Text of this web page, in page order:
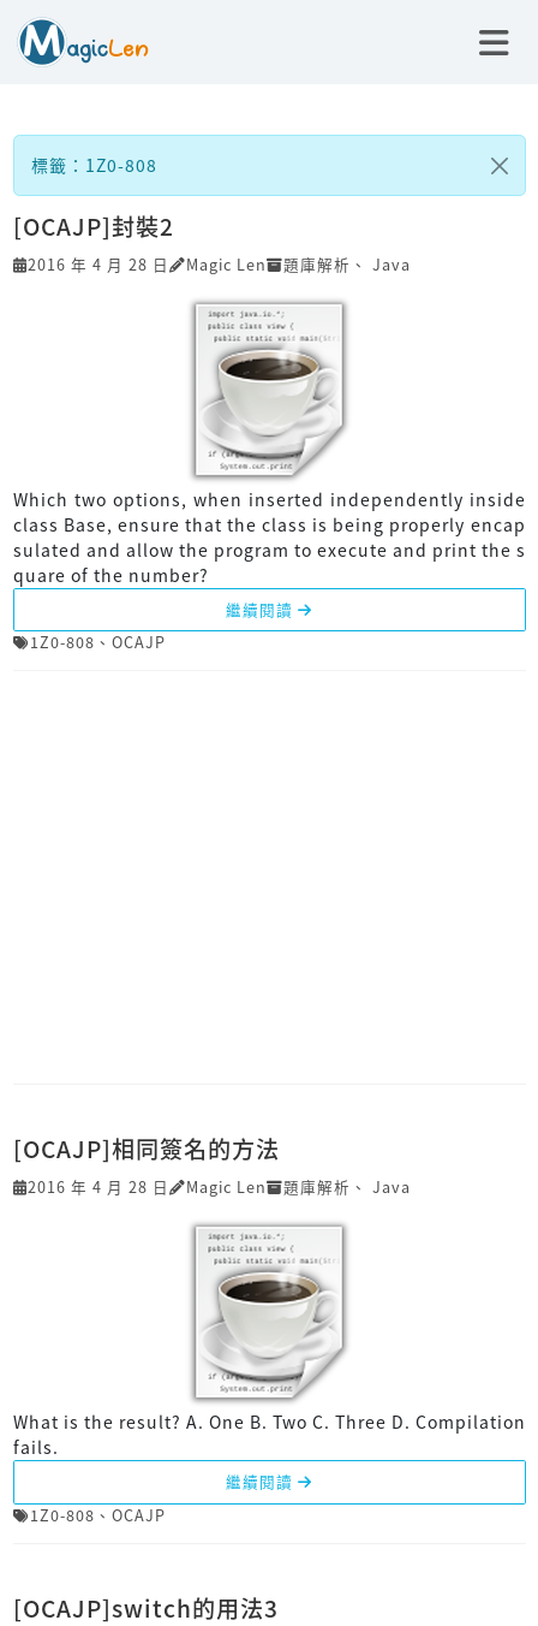
標籤：1Z0-808
[OCAJP]封裝2
2016 年 4 月 28 日 Magic Len 題庫解析 、 Java
Which two options, when inserted independently inside
class Base, ensure that the class is being properly encap
sulated and allow the program to execute and print the s
quare of the number?
繼續閱讀
1Z0-808 、 OCAJP
[OCAJP]相同簽名的方法
2016 年 4 月 28 日 Magic Len 題庫解析 、 Java
What is the result? A. One B. Two C. Three D. Compilation
fails.
繼續閱讀
1Z0-808 、 OCAJP
[OCAJP]switch的用法3